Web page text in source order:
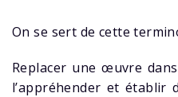
On se sert de cette
Replacer une œuvre
l’appréhender et établir